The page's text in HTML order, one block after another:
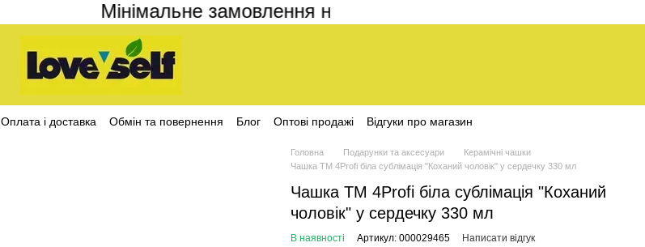
Мінімальне замовлення на сайті становить 200 грн
Оплата і доставка Обмін та повернення Блог Оптові продажі
Відгуки про магазин
Головна Подарунки та аксесуари
Керамічні чашки
Чашка ТМ 4Profi біла сублімація "Коханий чоловік" у сердечку 330 мл
Чашка ТМ 4Profi біла сублімація "Коханий
чоловік" у сердечку 330 мл
В наявності Артикул: 000029465 Написати відгук